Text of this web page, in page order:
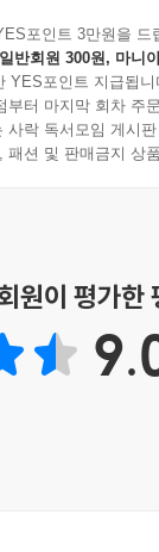
포인트 3만원을 드
일반회원 300원, 마니
YES포인트 지급됩니
부터 마지막 회차 주
락 독서모임 게시
패션 및 판매금지 상
원이 평가한